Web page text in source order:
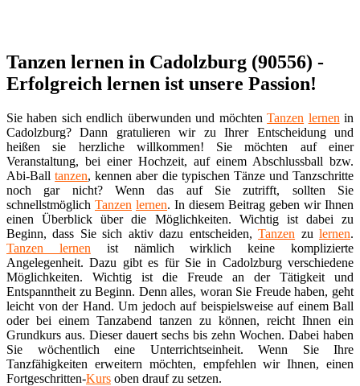
Tanzen lernen in Cadolzburg (90556) -
Erfolgreich lernen ist unsere Passion!
Sie haben sich endlich überwunden und möchtenTanzen lernen in
Cadolzburg? Dann gratulieren wir zu Ihrer Entscheidung und
heißen sie herzliche willkommen! Sie möchten auf einer
Veranstaltung, bei einer Hochzeit, auf einem Abschlussball bzw.
Abi-Balltanzen, kennen aber die typischen Tänze und Tanzschritte
noch gar nicht? Wenn das auf Sie zutrifft, sollten Sie
schnellstmöglich Tanzen lernen. In diesem Beitrag geben wir Ihnen
einen Überblick über die Möglichkeiten. Wichtig ist dabei zu
Beginn, dass Sie sich aktiv dazu entscheiden,Tanzen zulernen.
Tanzen lernen ist nämlich wirklich keine komplizierte
Angelegenheit. Dazu gibt es für Sie in Cadolzburg verschiedene
Möglichkeiten. Wichtig ist die Freude an der Tätigkeit und
Entspanntheit zu Beginn. Denn alles, woran Sie Freude haben, geht
leicht von der Hand. Um jedoch auf beispielsweise auf einem Ball
oder bei einem Tanzabend tanzen zu können, reicht Ihnen ein
Grundkurs aus. Dieser dauert sechs bis zehn Wochen. Dabei haben
Sie wöchentlich eine Unterrichtseinheit. Wenn Sie Ihre
Tanzfähigkeiten erweitern möchten, empfehlen wir Ihnen, einen
Fortgeschritten-Kurs oben drauf zu setzen.